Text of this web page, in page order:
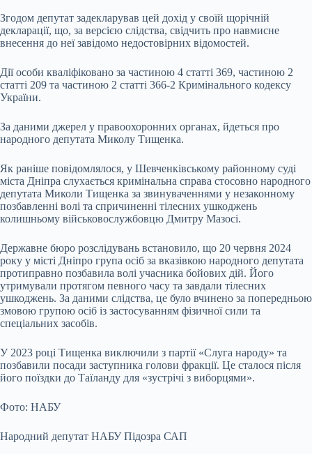
Згодом депутат задекларував цей дохід у своїй щорічній
декларації, що, за версією слідства, свідчить про навмисне
внесення до неї завідомо недостовірних відомостей.
Дії особи кваліфіковано за частиною 4 статті 369, частиною 2
статті 209 та частиною 2 статті 366-2 Кримінального кодексу
України.
За даними джерел у правоохоронних органах, йдеться про
народного депутата Миколу Тищенка.
Як раніше повідомлялося, у Шевченківському районному суді
міста Дніпра слухається кримінальна справа стосовно народного
депутата Миколи Тищенка за звинуваченнями у незаконному
позбавленні волі та спричиненні тілесних ушкоджень
колишньому військовослужбовцю Дмитру Мазосі.
Державне бюро розслідувань встановило, що 20 червня 2024
року у місті Дніпро група осіб за вказівкою народного депутата
протиправно позбавила волі учасника бойових дій. Його
утримували протягом певного часу та завдали тілесних
ушкоджень. За даними слідства, це було вчинено за попередньою
змовою групою осіб із застосуванням фізичної сили та
спеціальних засобів.
У 2023 році Тищенка виключили з партії «Слуга народу» та
позбавили посади заступника голови фракції. Це сталося після
його поїздки до Таїланду для «зустрічі з виборцями».
Фото: НАБУ
Народний депутат НАБУ Підозра САП